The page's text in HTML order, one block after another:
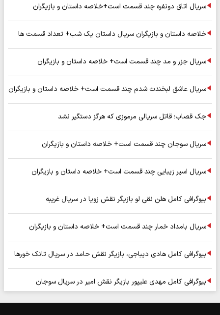
سریال اتاق دونفره چند قسمت است+خلاصه داستان و بازیگران
خلاصه داستان و بازیگران سریال داستان یک شب+ تعداد قسمت ها
سریال جزر و مد چند قسمت است+ خلاصه داستان و بازیگران
سریال عاشق لبخندت شدم چند قسمت است+ خلاصه داستان و بازیگران
جک قصاب؛ قاتل سریالی مرموزی که هرگز دستگیر نشد
سریال سوجان چند قسمت است+ خلاصه داستان و بازیگران
سریال اسیر زیبایی چند قسمت است+ خلاصه داستان و بازیگران
بیوگرافی کامل هلن نقی لو بازیگر نقش زویا در سریال غریبه
سریال بامداد خمار چند قسمت است+ خلاصه داستان و بازیگران
بیوگرافی کامل هادی دیباجی، بازیگر نقش حامد در سریال تانک خورها
بیوگرافی کامل مهدی علیپور بازیگر نقش امیر در سریال سوجان